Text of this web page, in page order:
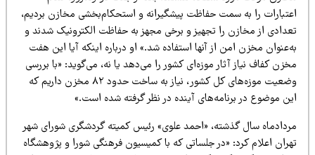
را به سمت حفاظت پیشگیرانه و استحکام‌بخشی مخازن بردیم،
از مخازن را تجهیز و برخی مجهز به حفاظت الکترونیک شدند و
مخزن امن از آنها استفاده شد.» او درباره اینکه آیا این هفت
کفاف نیاز آثار موزه‌ای کشور را می‌دهد یا نه، می‌گوید: «با بررسی
وضعیت موزه‌های کل کشور، نیاز به ساخت حدود ۸۲ مخزن داریم که
موضوع در برنامه‌های آینده در نظر گرفته شده است.»
سال گذشته، «احمد علوی» رئیس کمیته گردشگری شورای شهر
اعلام کرد: «در جلساتی که با کمیسیون فرهنگی شورا و پژوهشگاه